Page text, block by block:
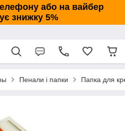
або на вайбер
знижку 5%
Пенали і папки Папка для